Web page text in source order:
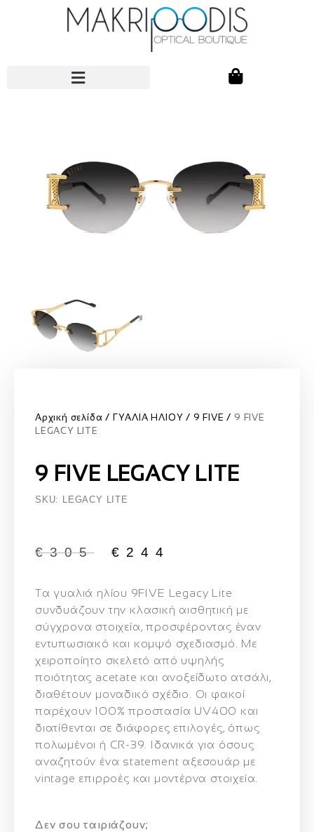
Αρχική σελίδα ΓΥΑΛΙΑ ΗΛΙΟΥ 9 FIVE
9 FIVE
LEGACY LITE
9 FIVE LEGACY LITE
SKU: LEGACY LITE
€305 € 244
Τα γυαλιά ηλίου 9FIVE Legacy Lite
συνδυάζουν την κλασική αισθητική με
σύγχρονα στοιχεία, προσφέροντας έναν
εντυπωσιακό και κομψό σχεδιασμό. Με
χειροποίητο σκελετό από υψηλής
ποιότητας acetate και ανοξείδωτο ατσάλι,
διαθέτουν μοναδικό σχέδιο. Οι φακοί
παρέχουν 100% προστασία UV400 και
διατίθενται σε διάφορες επιλογές, όπως
πολωμένοι ή CR-39. Ιδανικά για όσους
αναζητούν ένα statement αξεσουάρ με
vintage επιρροές και μοντέρνα στοιχεία.
Δεν σου ταιριάζουν;